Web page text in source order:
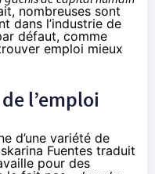
nombreuses sont
dans l’industrie de
défaut, comme
emploi mieux
l’emploi
d’une variété de
Fuentes traduit
pour des